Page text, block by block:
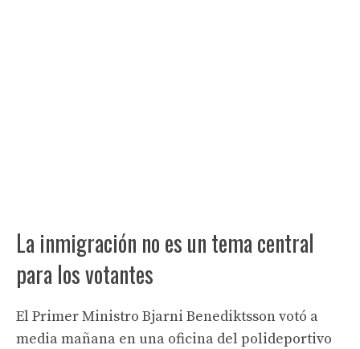
La inmigración no es un tema central
para los votantes
El Primer Ministro Bjarni Benediktsson votó a
media mañana en una oficina del polideportivo